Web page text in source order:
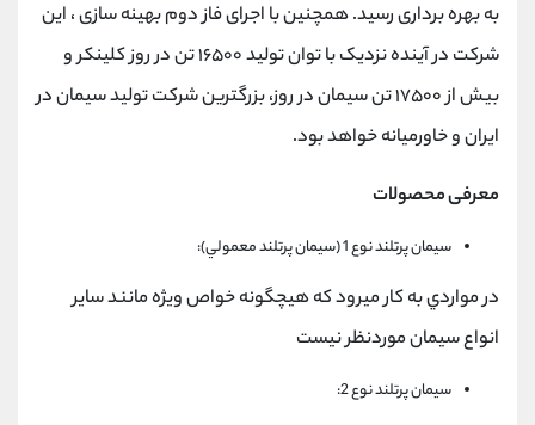
به بهره برداری رسید. همچنین با اجرای فاز دوم بهینه سازی ، این
شرکت در آینده نزدیک با توان تولید ۱۶۵۰۰ تن در روز کلینکر و
بیش از ۱۷۵۰۰ تن سیمان در روز، بزرگترین شرکت تولید سیمان در
ایران و خاورمیانه خواهد بود.
معرفی محصولات
سيمان پرتلند نوع 1 (سيمان پرتلند معمولي):
در مواردي به كار ميرود كه هيچگونه خواص ويژه مانند ساير
انواع سيمان موردنظر نيست
سيمان پرتلند نوع 2: